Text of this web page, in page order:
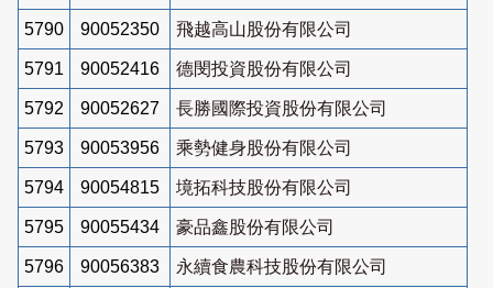
5790 90052350 飛越高山股份有限公司
5791 90052416 德閔投資股份有限公司
5792 90052627 長勝國際投資股份有限公司
5793 90053956 乘勢健身股份有限公司
5794 90054815 境拓科技股份有限公司
5795 90055434 豪品鑫股份有限公司
5796 90056383 永續食農科技股份有限公司